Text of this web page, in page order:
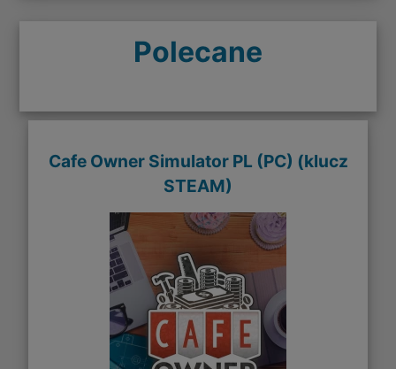
Polecane
Cafe Owner Simulator PL (PC) (klucz
STEAM)